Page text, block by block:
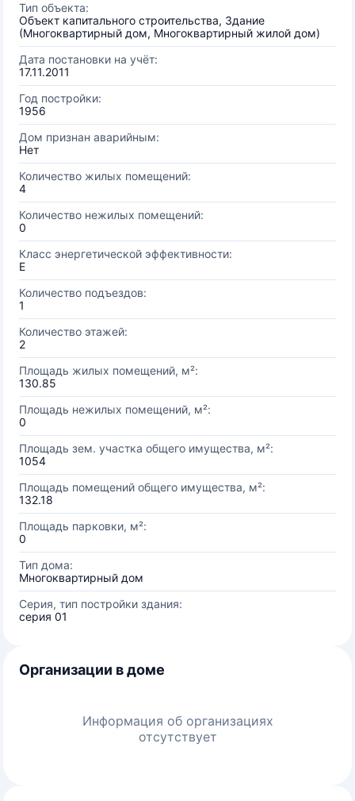
Тип объекта:
Объект капитального строительства, Здание
(Многоквартирный дом, Многоквартирный жилой дом)
Дата постановки на учёт:
17.11.2011
Год постройки:
1956
Дом признан аварийным:
Нет
Количество жилых помещений:
4
Количество нежилых помещений:
0
Класс энергетической эффективности:
E
Количество подъездов:
1
Количество этажей:
2
Площадь жилых помещений, м²:
130.85
Площадь нежилых помещений, м²:
0
Площадь зем. участка общего имущества, м²:
1054
Площадь помещений общего имущества, м²:
132.18
Площадь парковки, м²:
0
Тип дома:
Многоквартирный дом
Серия, тип постройки здания:
серия 01
Организации в доме
Информация об организациях
отсутствует